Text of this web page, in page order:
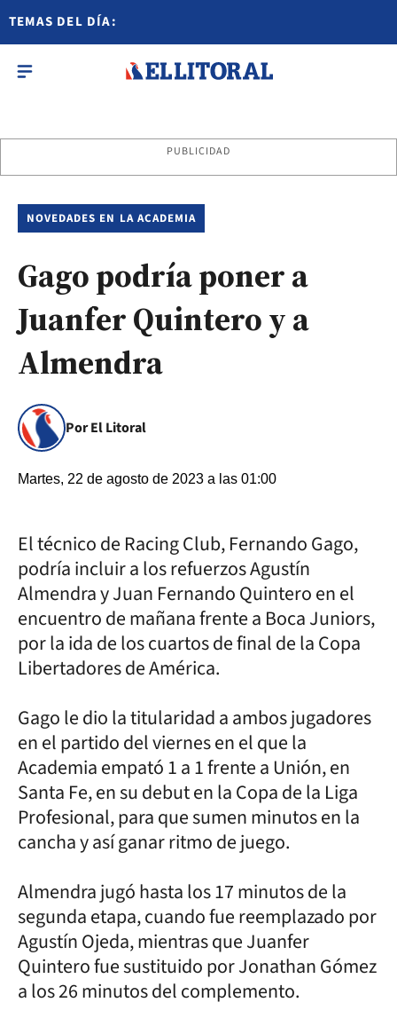
TEMAS DEL DÍA:
PUBLICIDAD
NOVEDADES EN LA ACADEMIA
Gago podría poner a
Juanfer Quintero y a
Almendra
Por El Litoral
Martes, 22 de agosto de 2023 a las 01:00
El técnico de Racing Club, Fernando Gago,
podría incluir a los refuerzos Agustín
Almendra y Juan Fernando Quintero en el
encuentro de mañana frente a Boca Juniors,
por la ida de los cuartos de final de la Copa
Libertadores de América.
Gago le dio la titularidad a ambos jugadores
en el partido del viernes en el que la
Academia empató 1 a 1 frente a Unión, en
Santa Fe, en su debut en la Copa de la Liga
Profesional, para que sumen minutos en la
cancha y así ganar ritmo de juego.
Almendra jugó hasta los 17 minutos de la
segunda etapa, cuando fue reemplazado por
Agustín Ojeda, mientras que Juanfer
Quintero fue sustituido por Jonathan Gómez
a los 26 minutos del complemento.